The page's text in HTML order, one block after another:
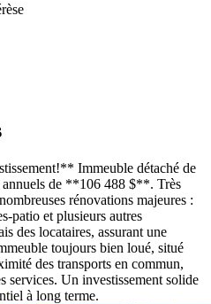
Immeuble détaché de
annuels de **106 488 $**. Très
rénovations majeures :
patio et plusieurs autres
des locataires, assurant une
toujours bien loué, situé
des transports en commun,
services. Un investissement solide
à long terme.